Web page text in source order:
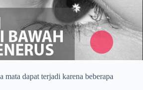
mata dapat terjadi karena beberapa